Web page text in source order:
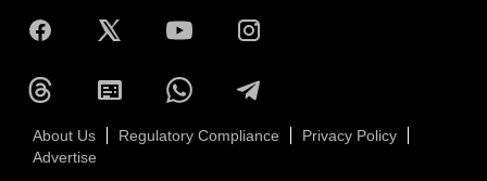
About Us Regulatory Compliance
Privacy Policy
Advertise